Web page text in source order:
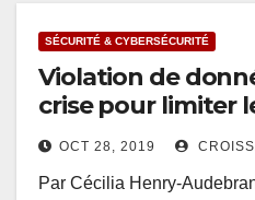
SÉCURITÉ & CYBERSÉCURITÉ
Violation de
crise pour limiter
OCT 28, 2019
Par Cécilia Henry-